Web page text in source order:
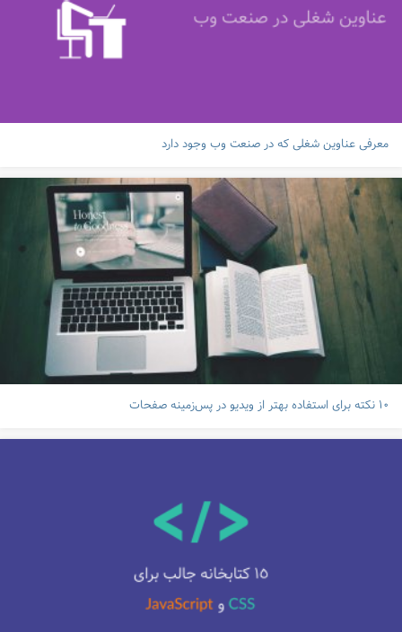
معرفی عناوین شغلی که در صنعت وب وجود دارد
۱۰ نکته برای استفاده بهتر از ویدیو در پس‌زمینه صفحات